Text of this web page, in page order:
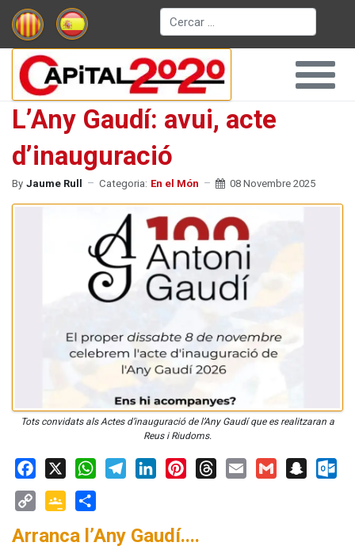
Cerca
L’Any Gaudí: avui, acte
d’inauguració
By Jaume Rull Categoria: En el Món 08 Novembre 2025
Tots convidats als Actes d’inauguració de l’Any Gaudí que es realitzaran a
Reus i Riudoms.
Facebook
X WhatsApp
Link
Classroom
Arranca l’Any Gaudí....